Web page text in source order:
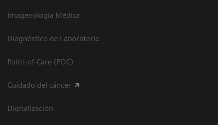
Imagenología Médica
Diagnóstico de Laboratorio
Point-of-Care (POC)
Cuidado del cáncer
Digitalización